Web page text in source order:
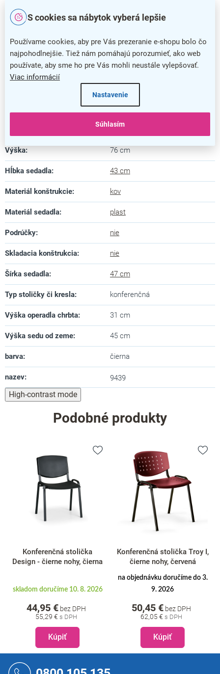
S cookies sa nábytok vyberá lepšie
Používame cookies, aby pre Vás prezeranie e-shopu bolo čo
najpohodlnejšie. Tiež nám pomáhajú porozumieť, ako web
používate, aby sme ho pre Vás mohli neustále vylepšovať.
Viac informácií
Nastavenie
Súhlasím
Konferenčná stolička Troy I
Dodatočné parametre
Kategória: Konferenčné stoličky
5 rokov
120 kg
Výška: 76 cm
Hĺbka sedadla: 43 cm
Materiál konštrukcie: kov
Materiál sedadla: plast
Podrúčky: nie
Skladacia konštrukcia: nie
Šírka sedadla: 47 cm
Typ stoličky či kresla: konferenčná
Výška operadla chrbta: 31 cm
Výška sedu od zeme: 45 cm
barva: čierna
nazev: 9439
High-contrast mode
Podobné produkty
Konferenčná stolička
Design - čierne nohy, čierna
skladom doručíme 10. 8. 2026
55,29 €
44,95 € bez DPH
Kúpiť
Konferenčná stolička Troy I,
čierne nohy, červená
na objednávku doručíme do 3.
9. 2026
62,05 €
50,45 € bez DPH
Kúpiť